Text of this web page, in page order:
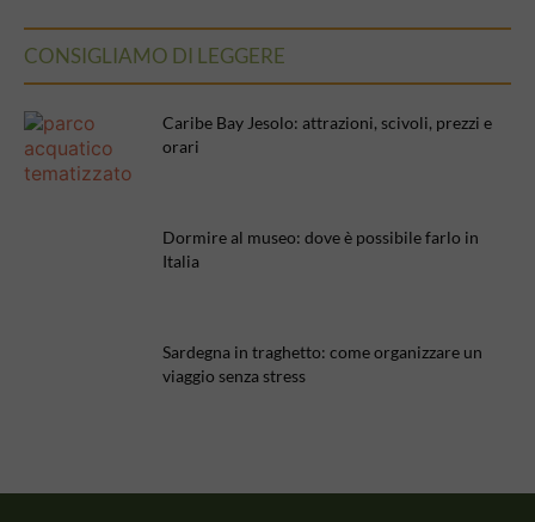
CONSIGLIAMO DI LEGGERE
Caribe Bay Jesolo: attrazioni, scivoli, prezzi e
orari
Dormire al museo: dove è possibile farlo in
Italia
Sardegna in traghetto: come organizzare un
viaggio senza stress